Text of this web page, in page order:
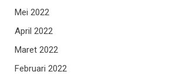
Mei 2022
April 2022
Maret 2022
Februari 2022